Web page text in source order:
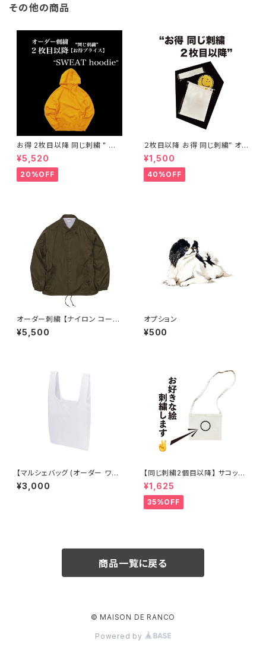
その他の商品
お得 2枚目以降 同じ刺繍 " オ
ーダー刺繍 パーカー "
¥5,520
20%OFF
２枚目以降 お得 同じ刺繍” オー
ダー 刺繍 ワッペン "
¥1,500
40%OFF
オーダー刺繍 【ナイロン コーチ
ジャケット（裏地付）】
¥5,500
オプション
¥500
【マルシェバッグ (オーダー ワン
ポイント刺繍)
¥3,000
【同じ刺繍2個目以降】 サコッシ
ュ ” オーダー ワンポイント刺繍
"
¥1,625
35%OFF
商品一覧に戻る
© MAISON DE RANCO
Powered by